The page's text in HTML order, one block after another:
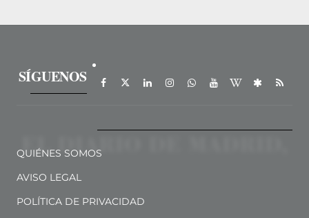
SÍGUENOS
QUIÉNES SOMOS
AVISO LEGAL
POLÍTICA DE PRIVACIDAD